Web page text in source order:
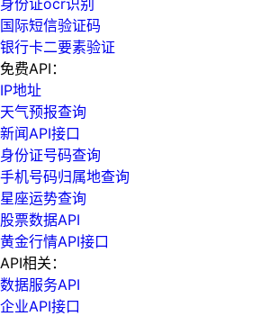
身份证ocr识别
国际短信验证码
银行卡二要素验证
免费API：
IP地址
天气预报查询
新闻API接口
身份证号码查询
手机号码归属地查询
星座运势查询
股票数据API
黄金行情API接口
API相关：
数据服务API
企业API接口